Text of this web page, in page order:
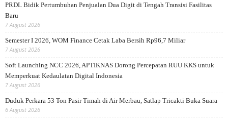
PRDL Bidik Pertumbuhan Penjualan Dua Digit di Tengah Transisi Fasilitas
Baru
7 August 2026
Semester I 2026, WOM Finance Cetak Laba Bersih Rp96,7 Miliar
7 August 2026
Soft Launching NCC 2026, APTIKNAS Dorong Percepatan RUU KKS untuk
Memperkuat Kedaulatan Digital Indonesia
7 August 2026
Duduk Perkara 53 Ton Pasir Timah di Air Merbau, Satlap Tricakti Buka Suara
6 August 2026